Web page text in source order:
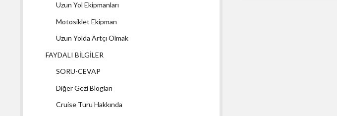
Uzun Yol Ekipmanları
Motosiklet Ekipman
Uzun Yolda Artçı Olmak
FAYDALI BİLGİLER
SORU-CEVAP
Diğer Gezi Blogları
Cruise Turu Hakkında